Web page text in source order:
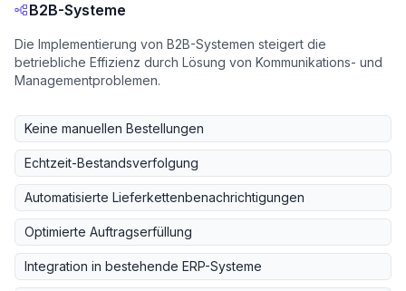
B2B-Systeme
Die Implementierung von B2B-Systemen steigert die
betriebliche Effizienz durch Lösung von Kommunikations- und
Managementproblemen.
Keine manuellen Bestellungen
Echtzeit-Bestandsverfolgung
Automatisierte Lieferkettenbenachrichtigungen
Optimierte Auftragserfüllung
Integration in bestehende ERP-Systeme